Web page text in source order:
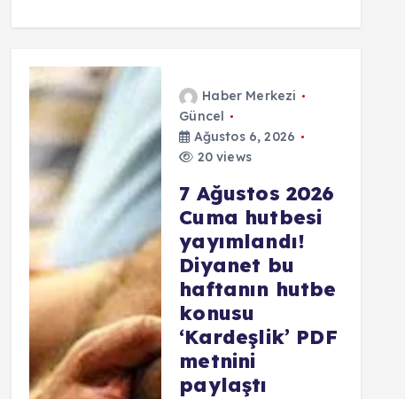
Haber Merkezi
Güncel
Ağustos 6, 2026
20 views
7 Ağustos 2026
Cuma hutbesi
yayımlandı!
Diyanet bu
haftanın hutbe
konusu
‘Kardeşlik’ PDF
metnini
paylaştı